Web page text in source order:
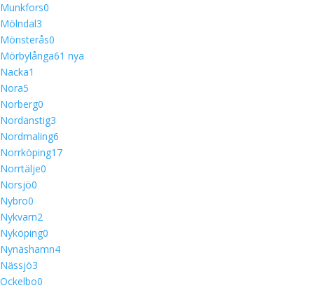
Munkfors0
Mölndal3
Mönsterås0
Mörbylånga61 nya
Nacka1
Nora5
Norberg0
Nordanstig3
Nordmaling6
Norrköping17
Norrtälje0
Norsjö0
Nybro0
Nykvarn2
Nyköping0
Nynäshamn4
Nässjö3
Ockelbo0